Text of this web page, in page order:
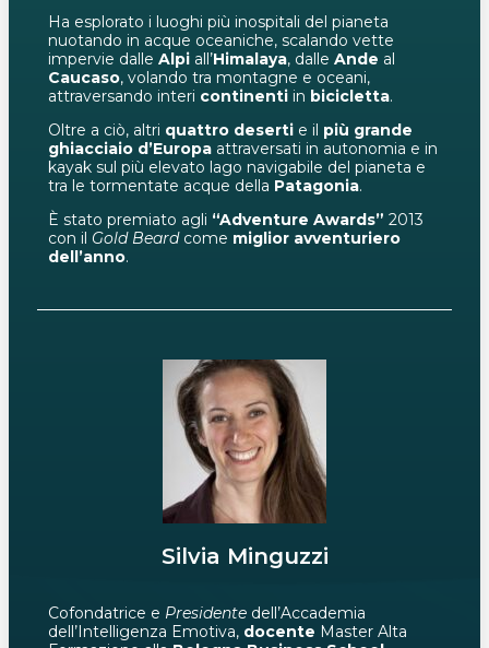
Ha esplorato i luoghi più inospitali del pianeta
nuotando in acque oceaniche, scalando vette
impervie dalle Alpi all’Himalaya, dalle Ande al
Caucaso, volando tra montagne e oceani,
attraversando interi continenti in bicicletta.
Oltre a ciò, altri quattro deserti e il più grande
ghiacciaio d’Europa attraversati in autonomia e in
kayak sul più elevato lago navigabile del pianeta e
tra le tormentate acque della Patagonia.
È stato premiato agli “Adventure Awards” 2013
con il Gold Beardcome miglior avventuriero
dell’anno.
Silvia Minguzzi
Cofondatrice e Presidente dell’Accademia
dell’Intelligenza Emotiva, docente Master Alta